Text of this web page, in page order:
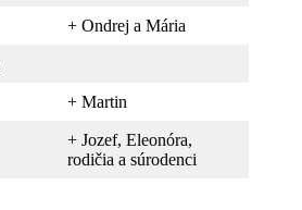
+ Ondrej a Mária
+ Martin
+ Jozef, Eleonóra,
rodičia a súrodenci